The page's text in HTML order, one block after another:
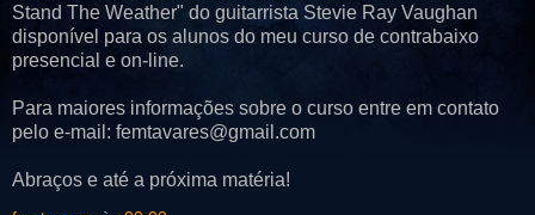
Stand The Weather" do guitarrista Stevie Ray Vaughan
disponível para os alunos do meu curso de contrabaixo
presencial e on-line.
Para maiores informações sobre o curso entre em contato
pelo e-mail: femtavares@gmail.com
Abraços e até a próxima matéria!